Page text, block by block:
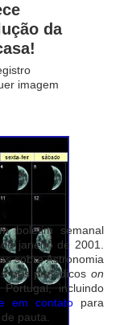
da
imagem
boletim semanal
janeiro de 2001.
sobre Astronomia
nos periódicos on
incluindo
em contatopara
pauta.